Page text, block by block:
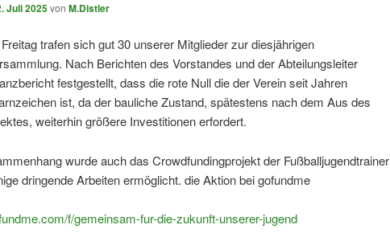
Juli 2025von M.Distler
trafen sich gut 30 unserer Mitglieder zur diesjährigen
Nach Berichten des Vorstandes und der Abteilungsleiter
festgestellt, dass die rote Null die der Verein seit Jahren
ist, da der bauliche Zustand, spätestens nach dem Aus des
weiterhin größere Investitionen erfordert.
wurde auch das Crowdfundingprojekt der Fußballjugendtrainer
dringende Arbeiten ermöglicht. die Aktion bei gofundme
f/gemeinsam-fur-die-zukunft-unserer-jugend